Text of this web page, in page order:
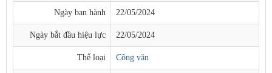
Ngày ban hành 22/05/2024
Ngày bắt đầu hiệu lực 22/05/2024
Thể loại Công văn